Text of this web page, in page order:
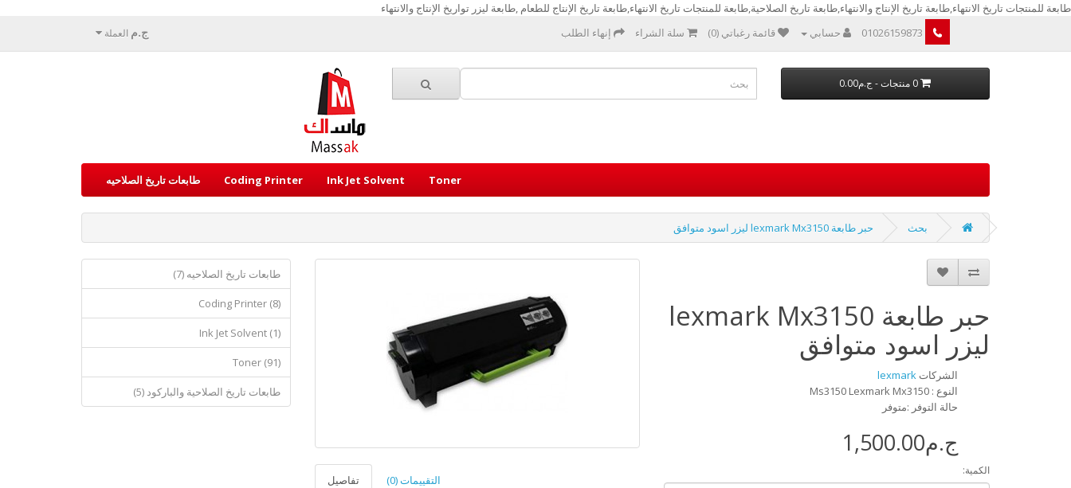
طابعة للمنتجات تاريخ الانتهاء,طابعة تاريخ الإنتاج والانتهاء,طابعة تاريخ الصلاحية,طابعة للمنتجات تاريخ الانتهاء,طابعة تاريخ الإنتاج للطعام ,طابعة ليزر تواريخ الإنتاج والانتهاء
ج.م العملة 01026159873 حسابي قائمة رغباتي (0) سلة الشراء إنهاء الطلب
0 منتجات - ج.م0.00
طابعات تاريخ الصلاحيه Coding Printer Ink Jet Solvent Toner
بحث حبر طابعة lexmark Mx3150 ليزر اسود متوافق
طابعات تاريخ الصلاحيه (7)
Coding Printer (8)
Ink Jet Solvent (1)
Toner (91)
طابعات تاريخ الصلاحية والباركود (5)
تفاصيل التقييمات (0)
حبر طابعة lexmark Mx3150
ليزر اسود متوافق
الشركات lexmark
النوع : Ms3150 Lexmark Mx3150
حالة التوفر :متوفر
ج.م1,500.00
الكمية: